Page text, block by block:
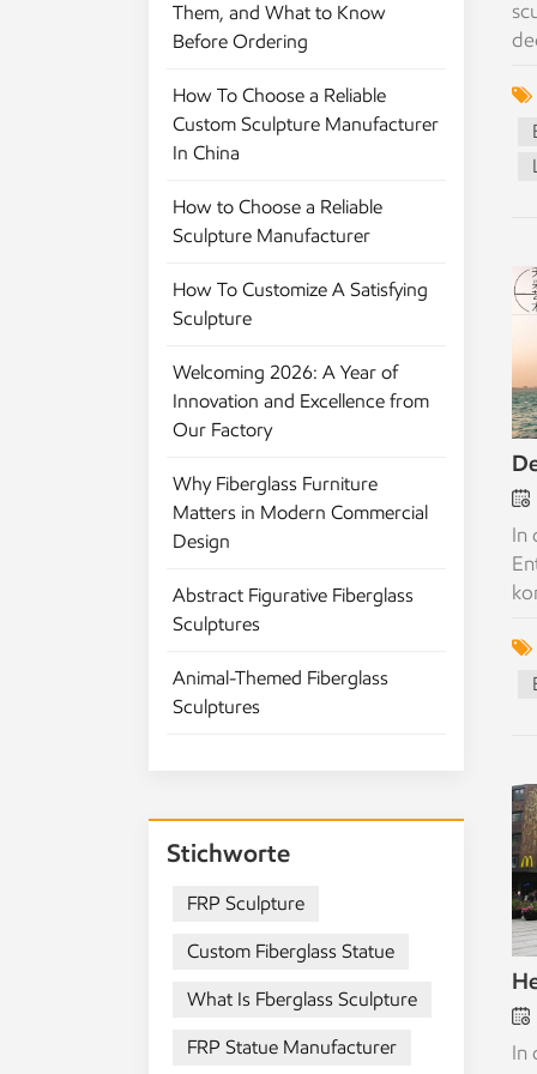
In
In
Them, and What to Know
Before Ordering
How To Choose a Reliable
Custom Sculpture Manufacturer
In China
How to Choose a Reliable
Sculpture Manufacturer
How To Customize A Satisfying
Sculpture
Welcoming 2026: A Year of
Innovation and Excellence from
Our Factory
Why Fiberglass Furniture
Matters in Modern Commercial
Design
Abstract Figurative Fiberglass
Sculptures
Animal-Themed Fiberglass
Sculptures
Stichworte
FRP Sculpture
Custom Fiberglass Statue
What Is Fberglass Sculpture
FRP Statue Manufacturer